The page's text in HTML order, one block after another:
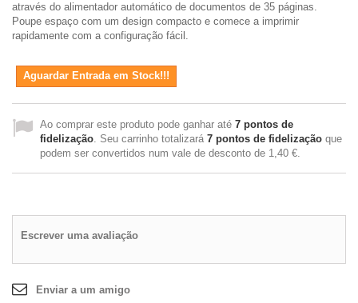
através do alimentador automático de documentos de 35 páginas.
Poupe espaço com um design compacto e comece a imprimir
rapidamente com a configuração fácil.
Aguardar Entrada em Stock!!!
Ao comprar este produto pode ganhar até 7 pontos de
fidelização. Seu carrinho totalizará 7 pontos de fidelização que
podem ser convertidos num vale de desconto de 1,40 €.
Escrever uma avaliação
Enviar a um amigo